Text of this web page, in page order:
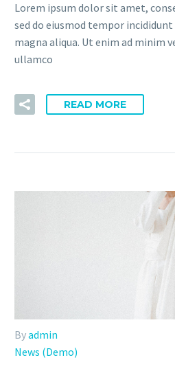
Lorem ipsum dolor sit amet,
sed do eiusmod tempor
magna aliqua. Ut enim ad minim
ullamco
READ MORE
Byadmin
News (Demo)